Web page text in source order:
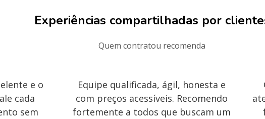
Experiências compartilhadas por
Quem contratou recomenda
e o
cada
sem
Equipe qualificada, ágil, honesta e
com preços acessíveis. Recomendo
fortemente a todos que buscam um